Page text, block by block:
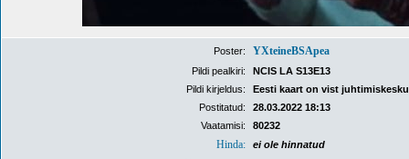
Poster: YXteineBSApea
Pildi pealkiri:
NCIS LA S13E13
Pildi kirjeldus:
Eesti kaart on vist
Postitatud:
28.03.2022 18:13
Vaatamisi:
80232
Hinda: ei ole hinnatud